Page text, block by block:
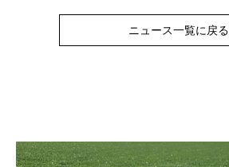
ニュース一覧に戻る